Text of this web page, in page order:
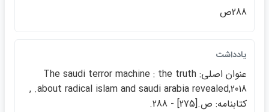
288ص
يادداشت
عنوان اصلي: The saudi terror machine : the truth
about radical islam an‎d saudi arabia revealed,2018. ,
كتابنامه: ص.[275] - 288.